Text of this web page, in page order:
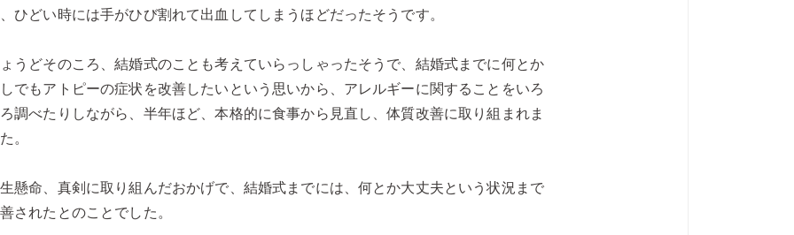
ひどい時には手がひび割れて出血してしまうほどだったそうです。
うどそのころ、結婚式のことも考えていらっしゃったそうで、結婚式までに何とか
でもアトピーの症状を改善したいという思いから、アレルギーに関することをいろ
調べたりしながら、半年ほど、本格的に食事から見直し、体質改善に取り組まれま
。
懸命、真剣に取り組んだおかげで、結婚式までには、何とか大丈夫という状況まで
されたとのことでした。